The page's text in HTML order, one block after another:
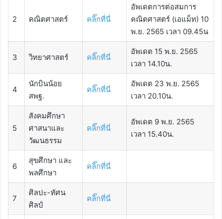
2 คณิตศาสตร์ คลิ๊กที่นี่
อัพเดตการต่อสมการ
คณิตศาสตร์ (เอแม็ท) 10
พ.ย. 2565 เวลา 09.45น
3 วิทยาศาสตร์ คลิ๊กที่นี่
อัพเดต 15 พ.ย. 2565
เวลา 14.10น.
4
นักบินน้อย
สพฐ.
คลิ๊กที่นี่
อัพเดต 23 พ.ย. 2565
เวลา 20.10น.
5
สังคมศึกษา
ศาสนาและ
วัฒนธรรม
คลิ๊กที่นี่
อัพเดต 9 พ.ย. 2565
เวลา 15.40น.
6
สุขศึกษา และ
พลศึกษา
คลิ๊กที่นี่
7
ศิลปะ-ทัศน
ศิลป์
คลิ๊กที่นี่